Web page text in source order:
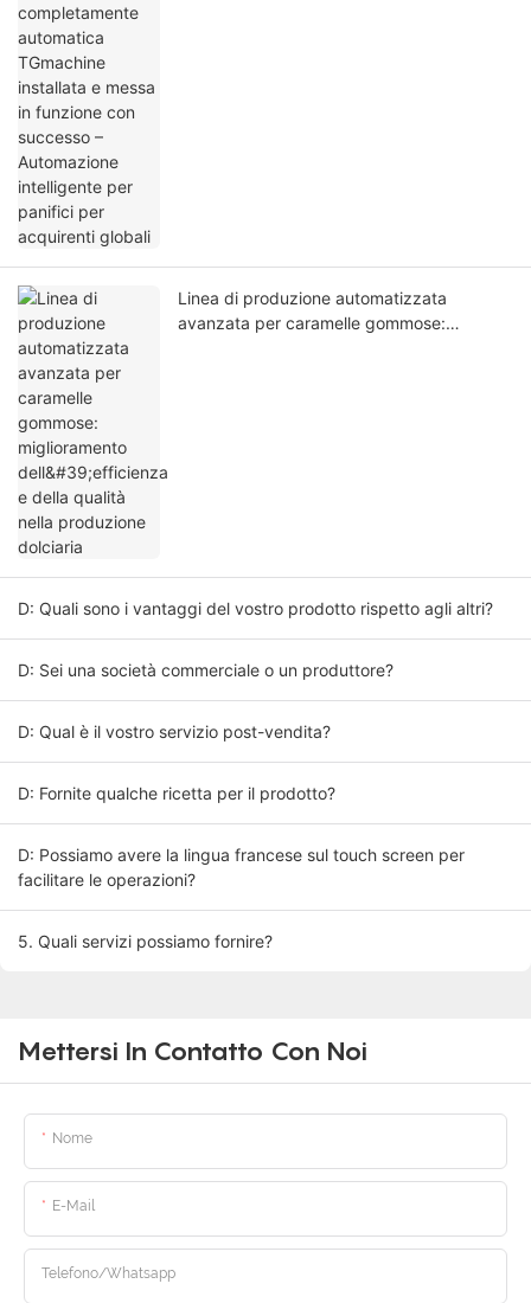
Linea di produzione automatizzata
avanzata per caramelle gommose:
D: Quali sono i vantaggi del vostro prodotto rispetto agli altri?
D: Sei una società commerciale o un produttore?
D: Qual è il vostro servizio post-vendita?
D: Fornite qualche ricetta per il prodotto?
D: Possiamo avere la lingua francese sul touch screen per
facilitare le operazioni?
5. Quali servizi possiamo fornire?
Mettersi In Contatto Con Noi
Nome
E-Mail
Telefono/whatsapp